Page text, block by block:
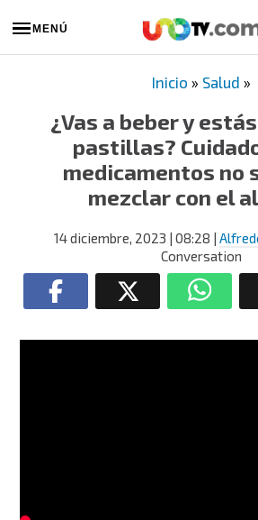
MENÚ
Inicio » Salud »
¿Vas a beber y
pastillas?
medicamentos no
mezclar con el
14 diciembre, 2023 | 08:28 |
Conversation